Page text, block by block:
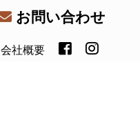
お問い合わせ
会社概要